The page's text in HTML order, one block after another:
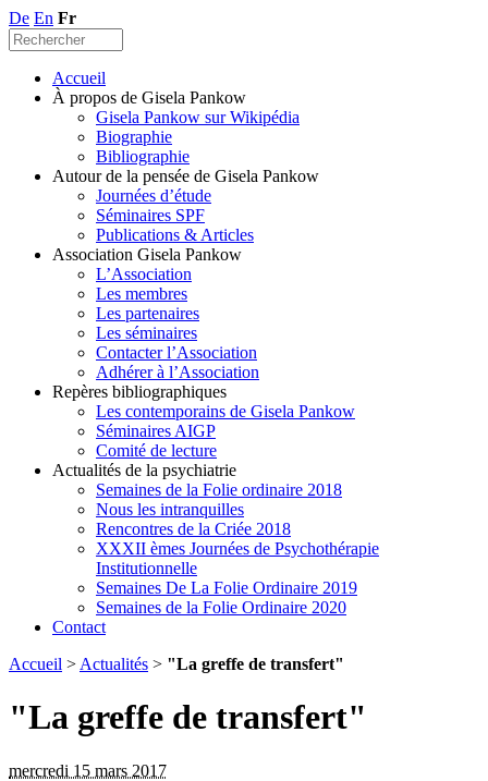
De En Fr
Accueil
À propos de Gisela Pankow
Gisela Pankow sur Wikipédia
Biographie
Bibliographie
Autour de la pensée de Gisela Pankow
Journées d’étude
Séminaires SPF
Publications & Articles
Association Gisela Pankow
L’Association
Les membres
Les partenaires
Les séminaires
Contacter l’Association
Adhérer à l’Association
Repères bibliographiques
Les contemporains de Gisela Pankow
Séminaires AIGP
Comité de lecture
Actualités de la psychiatrie
Semaines de la Folie ordinaire 2018
Nous les intranquilles
Rencontres de la Criée 2018
XXXII èmes Journées de Psychothérapie
Institutionnelle
Semaines De La Folie Ordinaire 2019
Semaines de la Folie Ordinaire 2020
Contact
Accueil > Actualités > "La greffe de transfert"
"La greffe de transfert"
mercredi 15 mars 2017